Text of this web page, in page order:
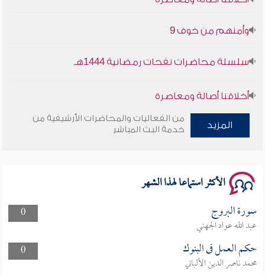
وأمنهم من خوف 9
سلسلة محاضرات نفحات رمضانية 1444هـ
أخلاقنا أصالة ومعاصرة
وأمنهم من خوف 9
المزيد
من الفعاليات والمحاضرات الأرشيفية من
خدمة البث المباشر
الأكثر استماعا لهذا الشهر
0 سورة البروج
عبد الله عواد الجهني
0
حكم العمل فى البنوك
محمد ناصر الدين الألباني